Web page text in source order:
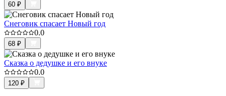
60 ₽
Снеговик спасает Новый год
0.0
68 ₽
Сказка о дедушке и его внуке
0.0
120 ₽